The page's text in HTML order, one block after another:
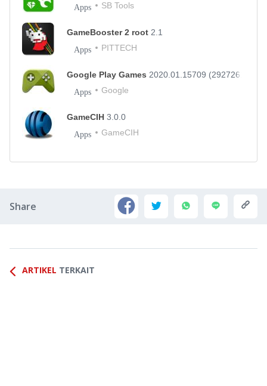
Apps SB Tools
GameBooster 2 root 2.1
Apps PITTECH
Google Play Games 2020.01.15709
Apps Google
GameCIH 3.0.0
Apps GameCIH
Share
ARTIKEL TERKAIT